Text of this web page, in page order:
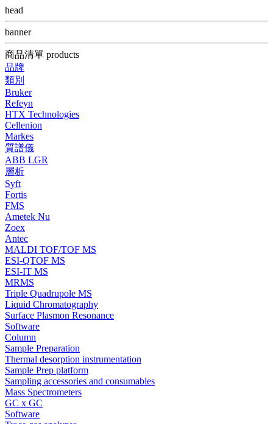
head
banner
商品清單 products
品牌
類別
Bruker
Refeyn
HTX Technologies
Cellenion
Markes
質譜儀
ABB LGR
層析
Syft
Fortis
FMS
Ametek Nu
Zoex
Antec
MALDI TOF/TOF MS
ESI-QTOF MS
ESI-IT MS
MRMS
Triple Quadrupole MS
Liquid Chromatography
Surface Plasmon Resonance
Software
Column
Sample Preparation
Thermal desorption instrumentation
Sample Prep platform
Sampling accessories and consumables
Mass Spectrometers
GC x GC
Software